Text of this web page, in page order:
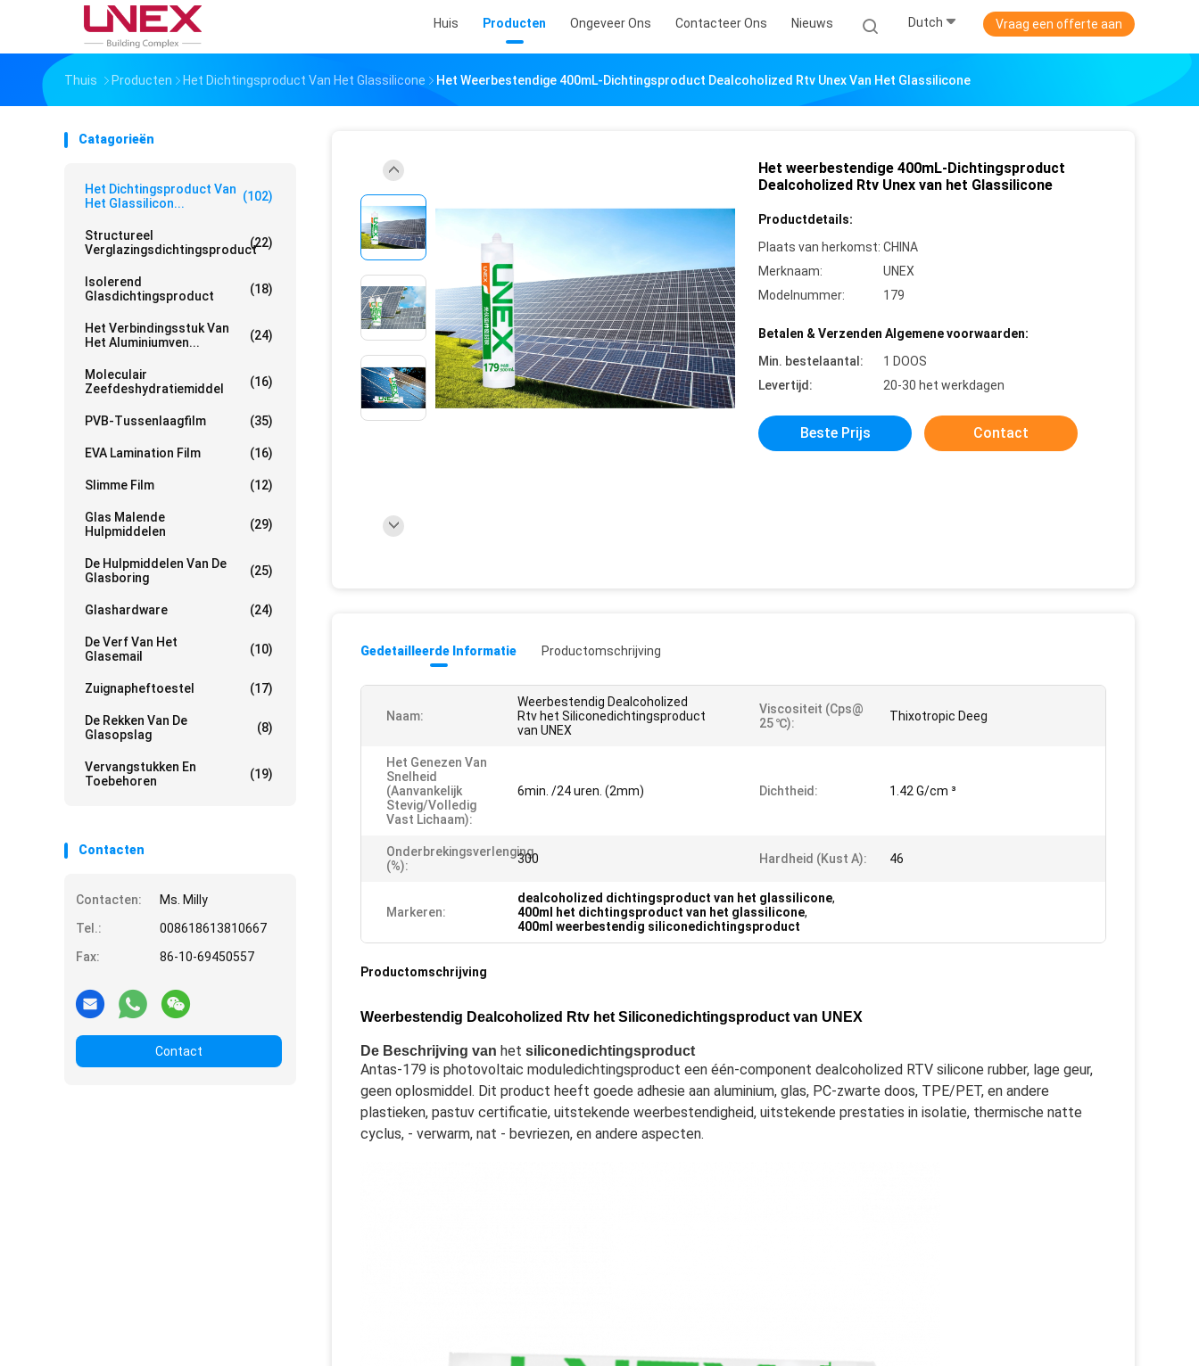
Huis Producten Ongeveer Ons Contacteer Ons Nieuws Dutch Vraag een offerte aan
Thuis Producten Het Dichtingsproduct Van Het Glassilicone Het Weerbestendige 400mL-Dichtingsproduct Dealcoholized Rtv Unex Van Het Glassilicone
Catagorieën
Het Dichtingsproduct Van
Het Glassilicon...
(102)
Structureel
Verglazingsdichtingsproduct(22)
Isolerend
Glasdichtingsproduct
(18)
Het Verbindingsstuk Van
Het Aluminiumven...
(24)
Moleculair
Zeefdeshydratiemiddel
(16)
PVB-Tussenlaagfilm (35)
EVA Lamination Film (16)
Slimme Film (12)
Glas Malende
Hulpmiddelen
(29)
De Hulpmiddelen Van De
Glasboring
(25)
Glashardware (24)
De Verf Van Het
Glasemail
(10)
Zuignapheftoestel (17)
De Rekken Van De
Glasopslag
(8)
Vervangstukken En
Toebehoren
(19)
Contacten
Contacten:
Ms. Milly
Tel.:
008618613810667
Fax:
86-10-69450557
Contact
Het weerbestendige 400mL-Dichtingsproduct
Dealcoholized Rtv Unex van het Glassilicone
Productdetails:
Plaats van herkomst: CHINA
Merknaam:
UNEX
Modelnummer:
179
Betalen & Verzenden Algemene voorwaarden:
Min. bestelaantal:
1 DOOS
Levertijd:
20-30 het werkdagen
Beste Prijs Contact
Gedetailleerde Informatie Productomschrijving
Naam:
Weerbestendig Dealcoholized
Rtv het Siliconedichtingsproduct
van UNEX
Viscositeit (Cps@
25 ℃):
Thixotropic Deeg
Het Genezen Van
Snelheid
(Aanvankelijk
Stevig/Volledig
Vast Lichaam):
6min. /24 uren. (2mm) Dichtheid: 1.42 G/cm ³
Onderbrekingsverlenging
(%):
300 Hardheid (Kust A): 46
Markeren:
dealcoholized dichtingsproduct van het glassilicone,
400ml het dichtingsproduct van het glassilicone,
400ml weerbestendig siliconedichtingsproduct
Productomschrijving
Weerbestendig Dealcoholized Rtv het Siliconedichtingsproduct van UNEX
De Beschrijving van het siliconedichtingsproduct
Antas-179 is photovoltaic moduledichtingsproduct een één-component dealcoholized RTV silicone rubber, lage geur,
geen oplosmiddel. Dit product heeft goede adhesie aan aluminium, glas, PC-zwarte doos, TPE/PET, en andere
plastieken, pastuv certificatie, uitstekende weerbestendigheid, uitstekende prestaties in isolatie, thermische natte
cyclus, - verwarm, nat - bevriezen, en andere aspecten.